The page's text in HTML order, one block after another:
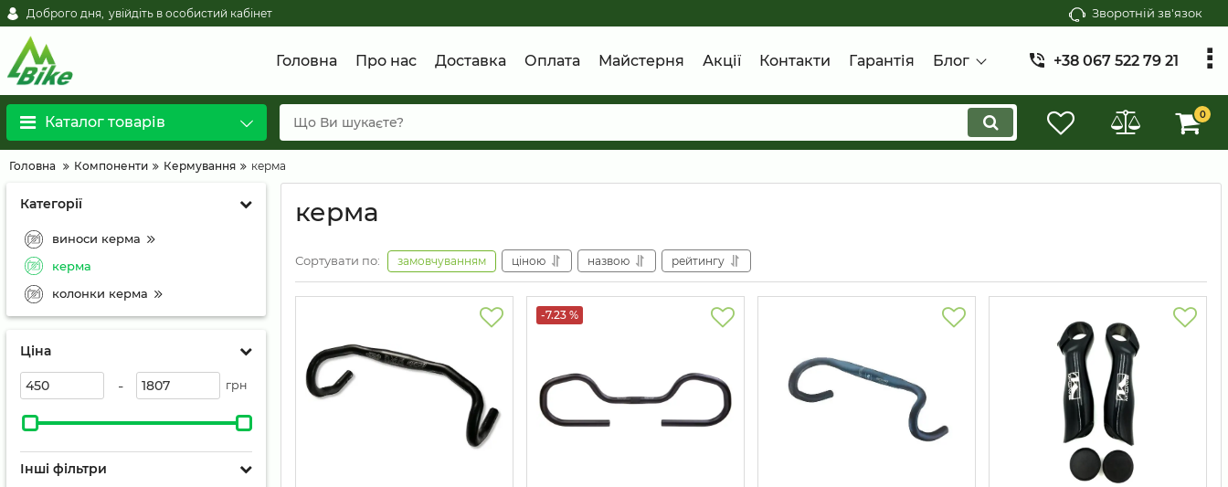
Доброго дня, увійдіть в особистий кабінет Зворотній зв'язок
Головна Про нас Доставка Оплата Майстерня Акції Контакти Гарантія Блог +38 067 522 79 21
Каталог товарів 0
Головна Компоненти Кермування керма
Категорії
виноси керма
керма
колонки керма
Ціна
- грн
Інші фільтри
керма
Сортувати по: замовчуванням ціною назвою рейтингу
-7.23 %